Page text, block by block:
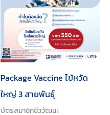
Package Vaccine ไข้หวัด
ใหญ่ 3 สายพันธุ์
บัตรสมาชิกชีววัฒนะ